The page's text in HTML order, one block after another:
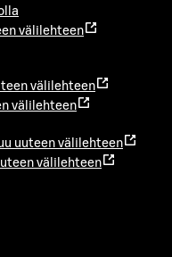
välilehteen
välilehteen
välilehteen
uuteen välilehteen
välilehteen